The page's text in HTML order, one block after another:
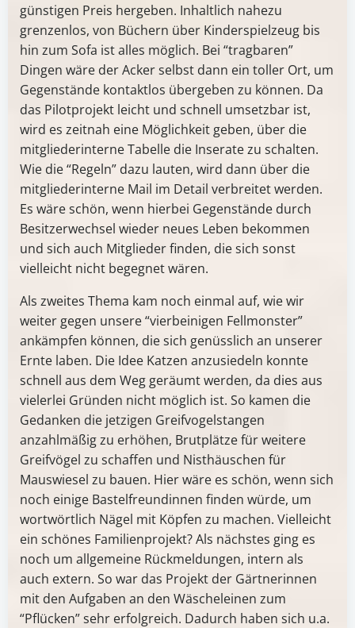
günstigen Preis hergeben. Inhaltlich nahezu
grenzenlos, von Büchern über Kinderspielzeug bis
hin zum Sofa ist alles möglich. Bei “tragbaren”
Dingen wäre der Acker selbst dann ein toller Ort, um
Gegenstände kontaktlos übergeben zu können. Da
das Pilotprojekt leicht und schnell umsetzbar ist,
wird es zeitnah eine Möglichkeit geben, über die
mitgliederinterne Tabelle die Inserate zu schalten.
Wie die “Regeln” dazu lauten, wird dann über die
mitgliederinterne Mail im Detail verbreitet werden.
Es wäre schön, wenn hierbei Gegenstände durch
Besitzerwechsel wieder neues Leben bekommen
und sich auch Mitglieder finden, die sich sonst
vielleicht nicht begegnet wären.
Als zweites Thema kam noch einmal auf, wie wir
weiter gegen unsere “vierbeinigen Fellmonster”
ankämpfen können, die sich genüsslich an unserer
Ernte laben. Die Idee Katzen anzusiedeln konnte
schnell aus dem Weg geräumt werden, da dies aus
vielerlei Gründen nicht möglich ist. So kamen die
Gedanken die jetzigen Greifvogelstangen
anzahlmäßig zu erhöhen, Brutplätze für weitere
Greifvögel zu schaffen und Nisthäuschen für
Mauswiesel zu bauen. Hier wäre es schön, wenn sich
noch einige Bastelfreundinnen finden würde, um
wortwörtlich Nägel mit Köpfen zu machen. Vielleicht
ein schönes Familienprojekt? Als nächstes ging es
noch um allgemeine Rückmeldungen, intern als
auch extern. So war das Projekt der Gärtnerinnen
mit den Aufgaben an den Wäscheleinen zum
“Pflücken” sehr erfolgreich. Dadurch haben sich u.a.